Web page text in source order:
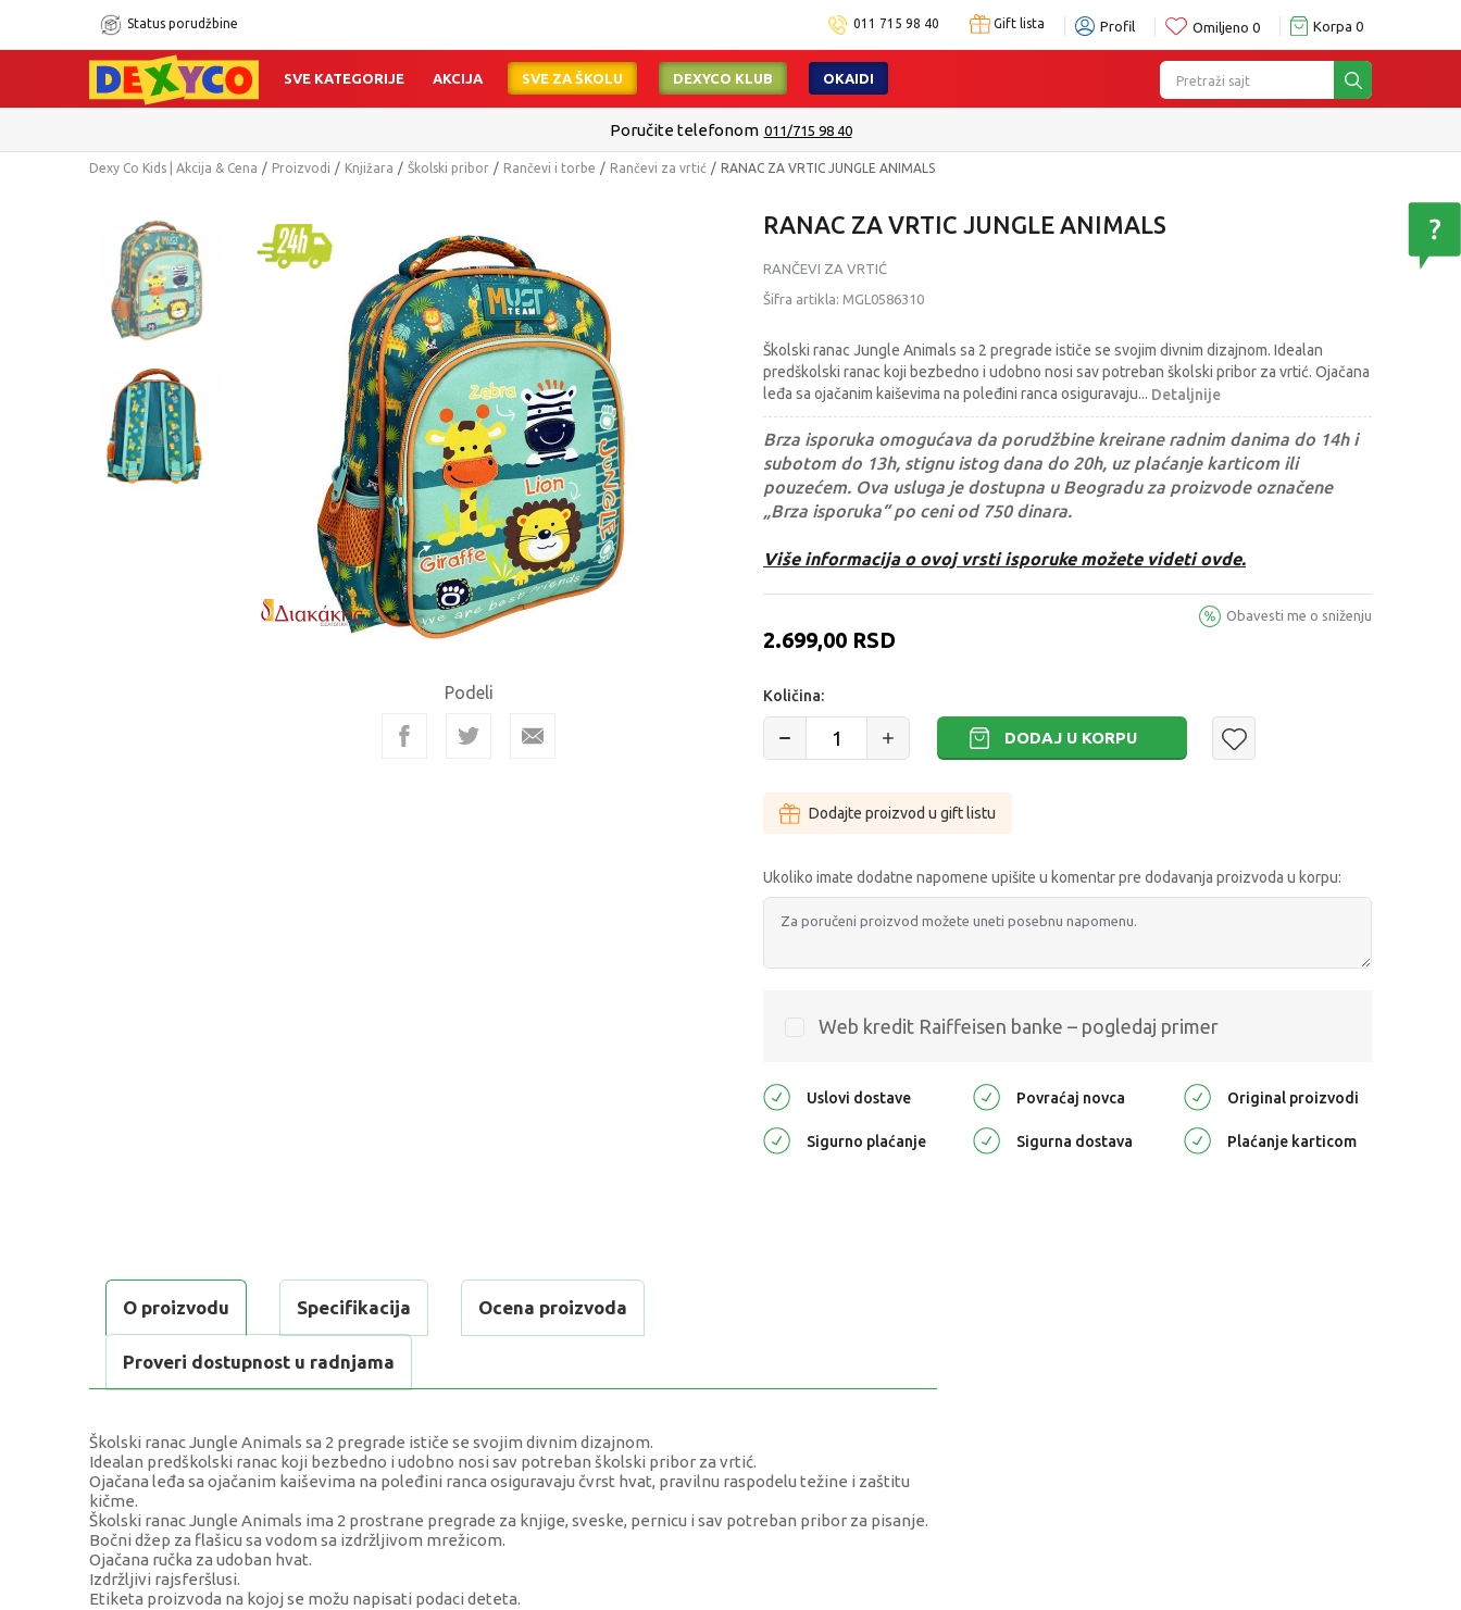
Status porudžbine 011 715 98 40 Gift lista Profil Omiljeno 0 Korpa 0
Pretraži sajt
SVE KATEGORIJE AKCIJA SVE ZA ŠKOLU DEXYCO KLUB OKAIDI
Poručite telefonom 011/715 98 40
Dexy Co Kids | Akcija & Cena Proizvodi Knjižara Školski pribor Rančevi i torbe Rančevi za vrtić RANAC ZA VRTIC JUNGLE ANIMALS
Podeli
RANAC ZA VRTIC JUNGLE ANIMALS
RANČEVI ZA VRTIĆ
Šifra artikla: MGL0586310
Školski ranac Jungle Animals sa 2 pregrade ističe se svojim divnim dizajnom. Idealan
predškolski ranac koji bezbedno i udobno nosi sav potreban školski pribor za vrtić. Ojačana
leđa sa ojačanim kaiševima na poleđini ranca osiguravaju... Detaljnije
Brza isporuka omogućava da porudžbine kreirane radnim danima do 14h i
subotom do 13h, stignu istog dana do 20h, uz plaćanje karticom ili
pouzećem. Ova usluga je dostupna u Beogradu za proizvode označene
„Brza isporuka“ po ceni od 750 dinara.
Više informacija o ovoj vrsti isporuke možete videti ovde.
2.699,00 RSD
Obavesti me o sniženju
Količina:
DODAJ U KORPU
Dodajte proizvod u gift listu
Ukoliko imate dodatne napomene upišite u komentar pre dodavanja proizvoda u korpu:
Web kredit Raiffeisen banke – pogledaj primer
Uslovi dostave Povraćaj novca Original proizvodi
Sigurno plaćanje Sigurna dostava Plaćanje karticom
O proizvodu Specifikacija Ocena proizvoda
Proveri dostupnost u radnjama
Školski ranac Jungle Animals sa 2 pregrade ističe se svojim divnim dizajnom.
Idealan predškolski ranac koji bezbedno i udobno nosi sav potreban školski pribor za vrtić.
Ojačana leđa sa ojačanim kaiševima na poleđini ranca osiguravaju čvrst hvat, pravilnu raspodelu težine i zaštitu
kičme.
Školski ranac Jungle Animals ima 2 prostrane pregrade za knjige, sveske, pernicu i sav potreban pribor za pisanje.
Bočni džep za flašicu sa vodom sa izdržljivom mrežicom.
Ojačana ručka za udoban hvat.
Izdržljivi rajsferšlusi.
Etiketa proizvoda na kojoj se možu napisati podaci deteta.